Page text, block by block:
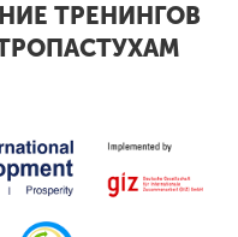
ТРЕНИНГОВ